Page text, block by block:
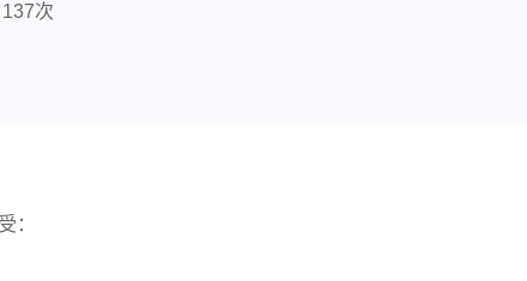
137次
：